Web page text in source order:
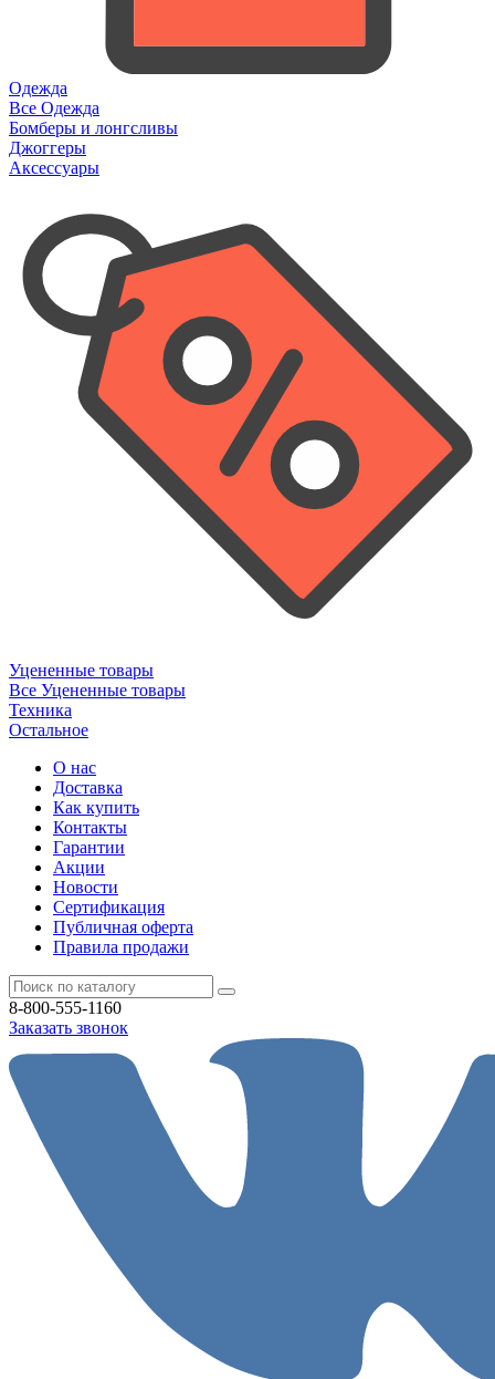
Одежда
Все Одежда
Бомберы и лонгсливы
Джоггеры
Аксессуары
Уцененные товары
Все Уцененные товары
Техника
Остальное
О нас
Доставка
Как купить
Контакты
Гарантии
Акции
Новости
Cертификация
Публичная оферта
Правила продажи
8-800-555-1160
Заказать звонок